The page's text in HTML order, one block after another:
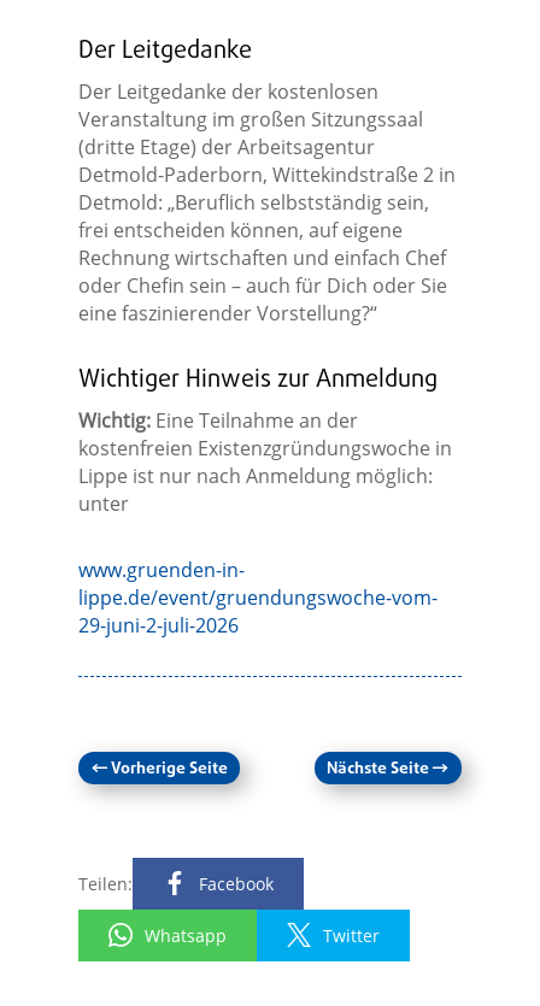
Der Leitgedanke
Der Leitgedanke der kostenlosen
Veranstaltung im großen Sitzungssaal
(dritte Etage) der Arbeitsagentur
Detmold-Paderborn, Wittekindstraße 2 in
Detmold: „Beruflich selbstständig sein,
frei entscheiden können, auf eigene
Rechnung wirtschaften und einfach Chef
oder Chefin sein – auch für Dich oder Sie
eine faszinierender Vorstellung?“
Wichtiger Hinweis zur Anmeldung
Wichtig: Eine Teilnahme an der
kostenfreien Existenzgründungswoche in
Lippe ist nur nach Anmeldung möglich:
unter
www.gruenden-in-
lippe.de/event/gruendungswoche-vom-
29-juni-2-juli-2026
←Vorherige Seite Nächste Seite→
Teilen: Facebook
Whatsapp Twitter